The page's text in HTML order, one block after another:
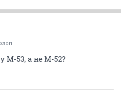
М-53, а не М-52?